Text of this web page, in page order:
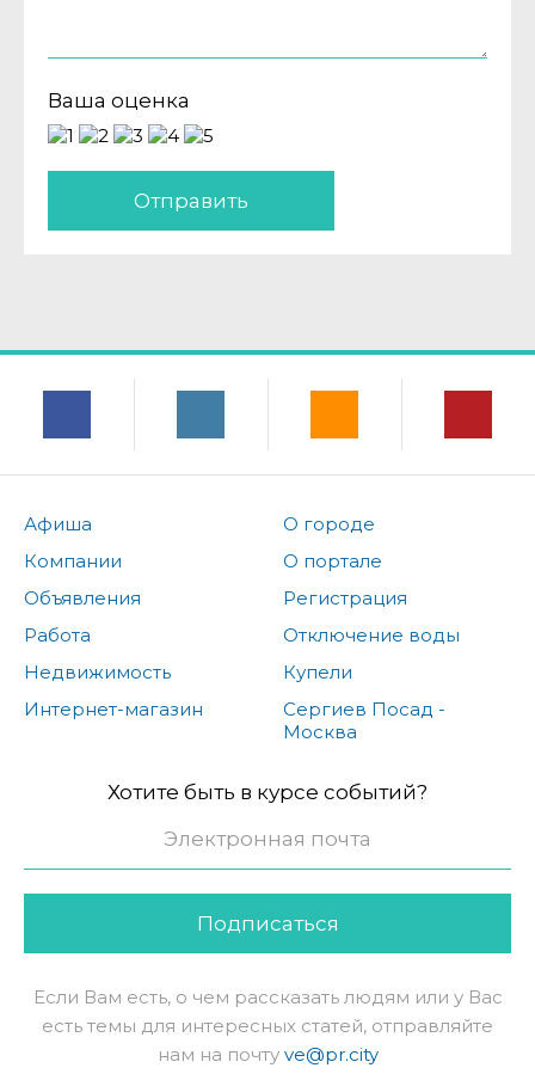
Ваша оценка
Отправить
Афиша
Компании
Объявления
Работа
Недвижимость
Интернет-магазин
О городе
О портале
Регистрация
Отключение воды
Купели
Сергиев Посад -
Москва
Хотите быть в курсе событий?
Подписаться
Если Вам есть, о чем рассказать людям или у Вас
есть темы для интересных статей, отправляйте
нам на почту ve@pr.city